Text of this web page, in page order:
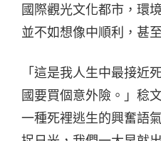
國際觀光文化都市，環
並不如想像中順利，甚
「這是我人生中最接近
國要買個意外險。」稔
一種死裡逃生的興奮語